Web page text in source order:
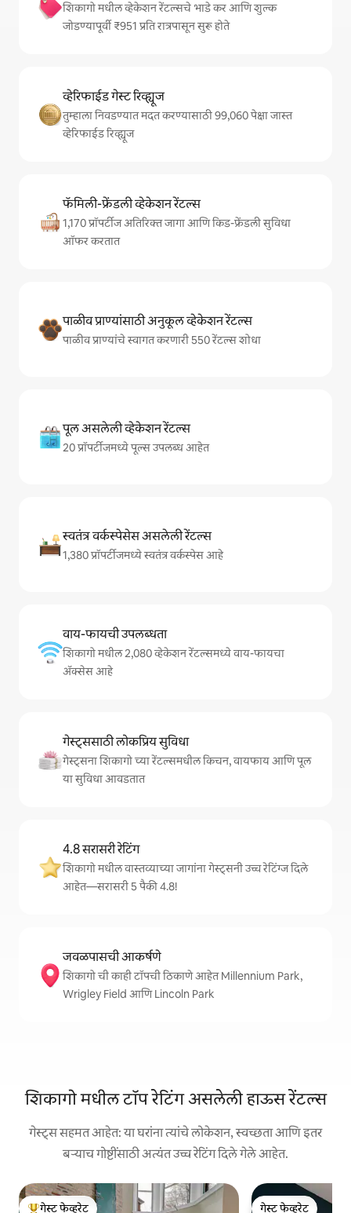
शिकागो मधील व्हेकेशन रेंटल्सचे भाडे कर आणि शुल्क
जोडण्यापूर्वी ₹951 प्रति रात्रपासून सुरू होते
व्हेरिफाईड गेस्ट रिव्ह्यूज
तुम्हाला निवडण्यात मदत करण्यासाठी 99,060 पेक्षा जास्त
व्हेरिफाईड रिव्ह्यूज
फॅमिली-फ्रेंडली व्हेकेशन रेंटल्स
1,170 प्रॉपर्टीज अतिरिक्त जागा आणि किड-फ्रेंडली सुविधा
ऑफर करतात
पाळीव प्राण्यांसाठी अनुकूल व्हेकेशन रेंटल्स
पाळीव प्राण्यांचे स्वागत करणारी 550 रेंटल्स शोधा
पूल असलेली व्हेकेशन रेंटल्स
20 प्रॉपर्टीजमध्ये पूल्स उपलब्ध आहेत
स्वतंत्र वर्कस्पेसेस असलेली रेंटल्स
1,380 प्रॉपर्टीजमध्ये स्वतंत्र वर्कस्पेस आहे
वाय-फायची उपलब्धता
शिकागो मधील 2,080 व्हेकेशन रेंटल्समध्ये वाय-फायचा
अ‍ॅक्सेस आहे
गेस्ट्ससाठी लोकप्रिय सुविधा
गेस्ट्सना शिकागो च्या रेंटल्समधील किचन, वायफाय आणि पूल
या सुविधा आवडतात
4.8 सरासरी रेटिंग
शिकागो मधील वास्तव्याच्या जागांना गेस्ट्सनी उच्च रेटिंग्ज दिले
आहेत—सरासरी 5 पैकी 4.8!
जवळपासची आकर्षणे
शिकागो ची काही टॉपची ठिकाणे आहेत Millennium Park,
Wrigley Field आणि Lincoln Park
शिकागो मधील टॉप रेटिंग असलेली हाऊस रेंटल्स
गेस्ट्स सहमत आहेत: या घरांना त्यांचे लोकेशन, स्वच्छता आणि इतर
बऱ्याच गोष्टींसाठी अत्यंत उच्च रेटिंग दिले गेले आहेत.
गेस्ट फेव्हरेट गेस्ट फेव्हरेट